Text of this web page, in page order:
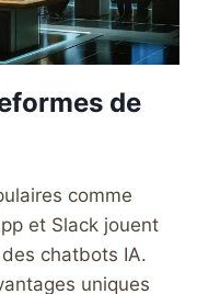
de
comme
et Slack jouent
chatbots IA.
uniques